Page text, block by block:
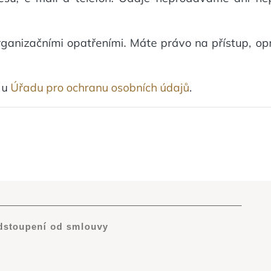
opatřeními. Máte právo na přístup,
Úřadu pro ochranu osobních údajů.
od smlouvy